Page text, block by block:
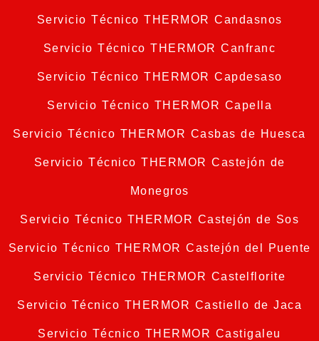
Servicio Técnico THERMOR Candasnos
Servicio Técnico THERMOR Canfranc
Servicio Técnico THERMOR Capdesaso
Servicio Técnico THERMOR Capella
Servicio Técnico THERMOR Casbas de Huesca
Servicio Técnico THERMOR Castejón de
Monegros
Servicio Técnico THERMOR Castejón de Sos
Servicio Técnico THERMOR Castejón del Puente
Servicio Técnico THERMOR Castelflorite
Servicio Técnico THERMOR Castiello de Jaca
Servicio Técnico THERMOR Castigaleu